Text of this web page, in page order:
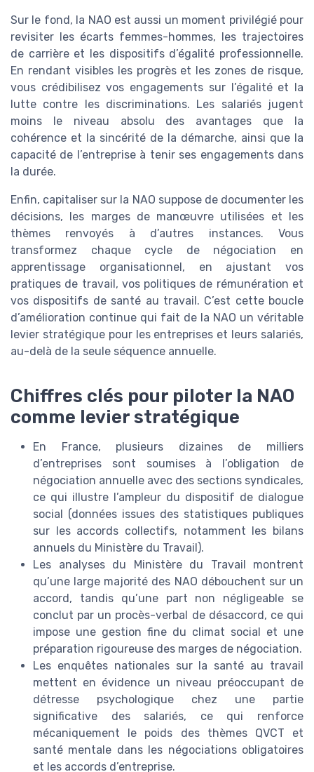
Sur le fond, la NAO est aussi un moment privilégié pour
revisiter les écarts femmes-hommes, les trajectoires
de carrière et les dispositifs d’égalité professionnelle.
En rendant visibles les progrès et les zones de risque,
vous crédibilisez vos engagements sur l’égalité et la
lutte contre les discriminations. Les salariés jugent
moins le niveau absolu des avantages que la
cohérence et la sincérité de la démarche, ainsi que la
capacité de l’entreprise à tenir ses engagements dans
la durée.
Enfin, capitaliser sur la NAO suppose de documenter les
décisions, les marges de manœuvre utilisées et les
thèmes renvoyés à d’autres instances. Vous
transformez chaque cycle de négociation en
apprentissage organisationnel, en ajustant vos
pratiques de travail, vos politiques de rémunération et
vos dispositifs de santé au travail. C’est cette boucle
d’amélioration continue qui fait de la NAO un véritable
levier stratégique pour les entreprises et leurs salariés,
au-delà de la seule séquence annuelle.
Chiffres clés pour piloter la NAO
comme levier stratégique
En France, plusieurs dizaines de milliers
d’entreprises sont soumises à l’obligation de
négociation annuelle avec des sections syndicales,
ce qui illustre l’ampleur du dispositif de dialogue
social (données issues des statistiques publiques
sur les accords collectifs, notamment les bilans
annuels du Ministère du Travail).
Les analyses du Ministère du Travail montrent
qu’une large majorité des NAO débouchent sur un
accord, tandis qu’une part non négligeable se
conclut par un procès-verbal de désaccord, ce qui
impose une gestion fine du climat social et une
préparation rigoureuse des marges de négociation.
Les enquêtes nationales sur la santé au travail
mettent en évidence un niveau préoccupant de
détresse psychologique chez une partie
significative des salariés, ce qui renforce
mécaniquement le poids des thèmes QVCT et
santé mentale dans les négociations obligatoires
et les accords d’entreprise.